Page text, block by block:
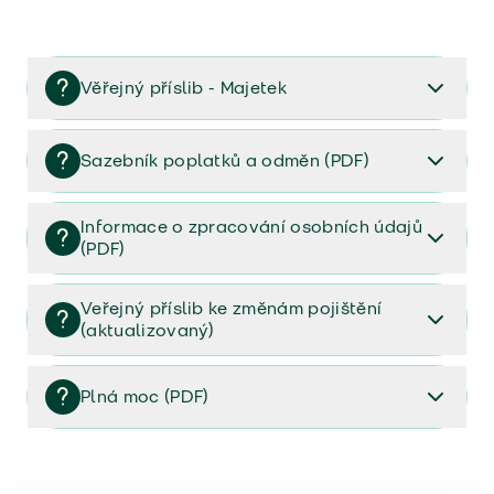
Věřejný příslib - Majetek
Věřejný příslib majetek 2023
Sazebník poplatků a odměn (PDF)
Sazebník poplatků a odměn (PDF)
Informace o zpracování osobních údajů
(PDF)
Informace o zpracování osobních údajů (PDF)
Veřejný příslib ke změnám pojištění
(aktualizovaný)
Veřejný příslib ke změnám pojištění (aktualizovaný)
Plná moc (PDF)